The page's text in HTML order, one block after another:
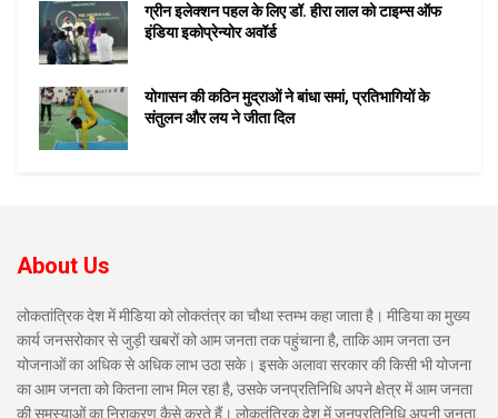
ग्रीन इलेक्शन पहल के लिए डॉ. हीरा लाल को टाइम्स ऑफ
इंडिया इकोप्रेन्योर अवॉर्ड
योगासन की कठिन मुद्राओं ने बांधा समां, प्रतिभागियों के
संतुलन और लय ने जीता दिल
About Us
लोकतांत्रिक देश में मीडिया को लोकतंत्र का चौथा स्तम्भ कहा जाता है। मीडिया का मुख्य
कार्य जनसरोकार से जुड़ी खबरों को आम जनता तक पहुंचाना है, ताकि आम जनता उन
योजनाओं का अधिक से अधिक लाभ उठा सके। इसके अलावा सरकार की किसी भी योजना
का आम जनता को कितना लाभ मिल रहा है, उसके जनप्रतिनिधि अपने क्षेत्र में आम जनता
की समस्याओं का निराकरण कैसे करते हैं। लोकतंत्रिक देश में जनप्रतिनिधि अपनी जनता